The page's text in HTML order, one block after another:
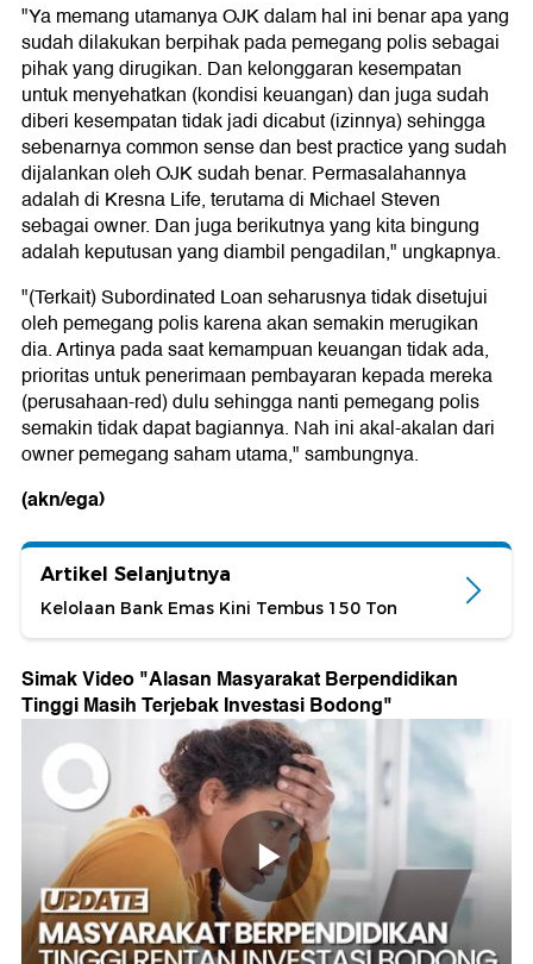
"Ya memang utamanya OJK dalam hal ini benar apa yang
sudah dilakukan berpihak pada pemegang polis sebagai
pihak yang dirugikan. Dan kelonggaran kesempatan
untuk menyehatkan (kondisi keuangan) dan juga sudah
diberi kesempatan tidak jadi dicabut (izinnya) sehingga
sebenarnya common sense dan best practice yang sudah
dijalankan oleh OJK sudah benar. Permasalahannya
adalah di Kresna Life, terutama di Michael Steven
sebagai owner. Dan juga berikutnya yang kita bingung
adalah keputusan yang diambil pengadilan," ungkapnya.
"(Terkait) Subordinated Loan seharusnya tidak disetujui
oleh pemegang polis karena akan semakin merugikan
dia. Artinya pada saat kemampuan keuangan tidak ada,
prioritas untuk penerimaan pembayaran kepada mereka
(perusahaan-red) dulu sehingga nanti pemegang polis
semakin tidak dapat bagiannya. Nah ini akal-akalan dari
owner pemegang saham utama," sambungnya.
(akn/ega)
Artikel Selanjutnya
Kelolaan Bank Emas Kini Tembus 150 Ton
Simak Video "Alasan Masyarakat Berpendidikan
Tinggi Masih Terjebak Investasi Bodong"